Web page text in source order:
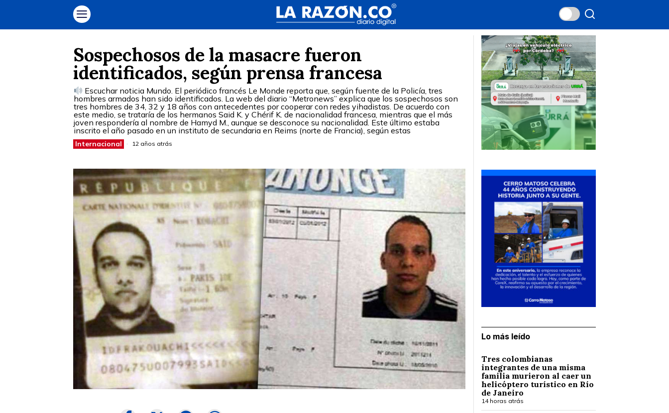
Sospechosos de la masacre fueron
identificados, según prensa francesa
Escuchar noticia Mundo. El periódico francés Le Monde reporta que, según fuente de la Policía, tres
hombres armados han sido identificados. La web del diario “Metronews” explica que los sospechosos son
tres hombres de 34, 32 y 18 años con antecedentes por cooperar con redes yihadistas. De acuerdo con
este medio, se trataría de los hermanos Said K. y Chérif K. de nacionalidad francesa, mientras que el más
joven respondería al nombre de Hamyd M., aunque se desconoce su nacionalidad. Este último estaba
inscrito el año pasado en un instituto de secundaria en Reims (norte de Francia), según estas
Internacional 12 años atrás
Lo más leído
Tres colombianas
integrantes de una misma
familia murieron al caer un
helicóptero turístico en Río
de Janeiro
14 horas atrás